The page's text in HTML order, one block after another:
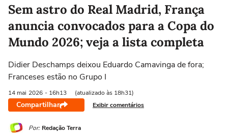
Selecione o time para ver as notícias
Sem astro do Real Madrid, França
anuncia convocados para a Copa do
Mundo 2026; veja a lista completa
Didier Deschamps deixou Eduardo Camavinga de fora;
Franceses estão no Grupo I
14 mai 2026 - 16h13 (atualizado às 18h31)
Compartilhar Exibir comentários
Por: Redação Terra